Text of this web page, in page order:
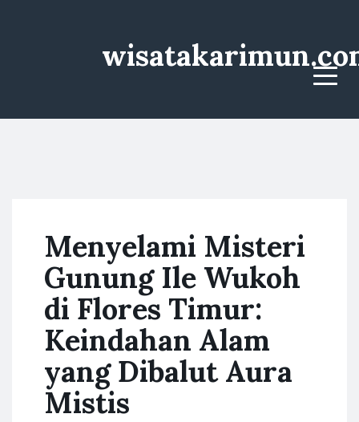
Menu
Menyelami Misteri
Gunung Ile Wukoh
di Flores Timur:
Keindahan Alam
yang Dibalut Aura
Mistis